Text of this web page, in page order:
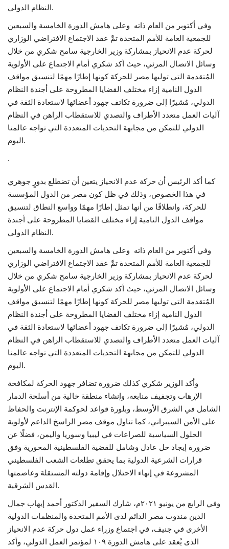
النظام الدولي.
وفي أكتوبر من العام ذاته وعلى هامش الدورة الخامسة والسبعين
للجمعية العامة للأمم المتحدة تمَّ عقد الاجتماع الافتراضي الوزاري
لحركة عدم الانحياز بمشاركة وزير الخارجية سامح شكري من خلال
وسائل الاتصال المرئي، حيث أكد شكري أمام الاجتماع على الأولوية
المُتقدمة التي توليها مصر للحركة كونها إطارًا مهمًا لتنسيق مواقف
الدول النامية إزاء مختلف القضايا المطروحة على أجندة النظام
الدولي، مُشيرًا إلى ضرورة تكاتف جهود أعضائها لاستعادة الثقة في
آليات العمل متعدد الأطراف والتصدي للاستقطاب الراهن في النظام
الدولي للتمكن من مجابهة التحديات المتعددة التي تواجه عالمنا
اليوم.
.
كما أكد الرئيس أن حركة عدم الانحياز يتعين أن تضطلع بدورٍ جوهري
في هذا الخصوص، وذلك في ظل كون مصر من الدول المؤسسة
للحركة، وانطلاقًا من أنها تمثل إطارًا مهمًا وواسع النطاق لتنسيق
مواقف الدول النامية إزاء مختلف القضايا المطروحة على أجندة
النظام الدولي.
وفي أكتوبر من العام ذاته وعلى هامش الدورة الخامسة والسبعين
للجمعية العامة للأمم المتحدة تمَّ عقد الاجتماع الافتراضي الوزاري
لحركة عدم الانحياز بمشاركة وزير الخارجية سامح شكري من خلال
وسائل الاتصال المرئي، حيث أكد شكري أمام الاجتماع على الأولوية
المُتقدمة التي توليها مصر للحركة كونها إطارًا مهمًا لتنسيق مواقف
الدول النامية إزاء مختلف القضايا المطروحة على أجندة النظام
الدولي، مُشيرًا إلى ضرورة تكاتف جهود أعضائها لاستعادة الثقة في
آليات العمل متعدد الأطراف والتصدي للاستقطاب الراهن في النظام
الدولي للتمكن من مجابهة التحديات المتعددة التي تواجه عالمنا
اليوم.
وأكد الوزير شكري كذلك ضرورة تضافر جهود الحركة لمكافحة
الإرهاب وتجفيف منابعه، وإنشاء منطقة خالية من أسلحة الدمار
الشامل في الشرق الأوسط، وبلورة قواعد لحوكمة الإنترنت والحفاظ
على الأمن السيبراني، كما تناول موقف مصر الراسخ الداعم لأولوية
الحلول السياسية للصراعات في ليبيا وسوريا واليمن، فضلًا عن
ضرورة إيجاد حل عادل وشامل للقضية الفلسطينية المحورية وفق
قرارات الشرعية الدولية بما يحقق تطلعات الشعب الفلسطيني
المشروعة في إنهاء الاحتلال وإقامة دولته المستقلة وعاصمتها
القدس الشرقية.
وفي الرابع من يونيو ٢٠٢١م، شارك السفير الدكتور أحمد إيهاب جمال
الدين مندوب مصر الدائم لدى الأمم المتحدة والمنظمات الدولية
الأخرى في جنيف، في اجتماع وزراء عمل دول حركة عدم الانحياز
الذى يُعقد على هامش الدورة ١٠٩ لمؤتمر العمل الدولي، وأكد